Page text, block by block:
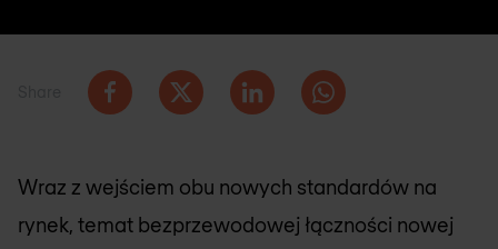
Wraz z wejściem obu nowych standardów na
rynek, temat bezprzewodowej łączności nowej